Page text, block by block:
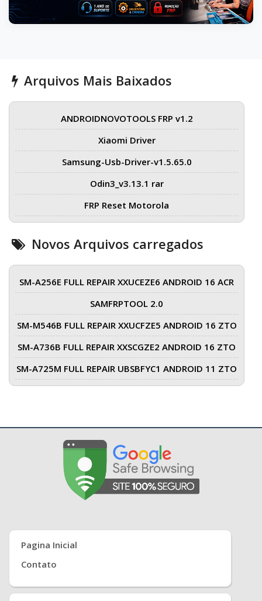
Arquivos Mais Baixados
ANDROIDNOVOTOOLS FRP v1.2
Xiaomi Driver
Samsung-Usb-Driver-v1.5.65.0
Odin3_v3.13.1 rar
FRP Reset Motorola
Novos Arquivos carregados
SM-A256E FULL REPAIR XXUCEZE6 ANDROID 16 ACR
SAMFRPTOOL 2.0
SM-M546B FULL REPAIR XXUCFZE5 ANDROID 16 ZTO
SM-A736B FULL REPAIR XXSCGZE2 ANDROID 16 ZTO
SM-A725M FULL REPAIR UBSBFYC1 ANDROID 11 ZTO
Pagina Inicial
Contato